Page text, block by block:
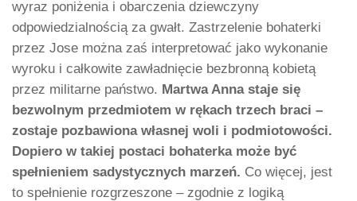
wyraz poniżenia i obarczenia dziewczyny
odpowiedzialnością za gwałt. Zastrzelenie bohaterki
przez Jose można zaś interpretować jako wykonanie
wyroku i całkowite zawładnięcie bezbronną kobietą
przez militarne państwo. Martwa Anna staje się
bezwolnym przedmiotem w rękach trzech braci –
zostaje pozbawiona własnej woli i podmiotowości.
Dopiero w takiej postaci bohaterka może być
spełnieniem sadystycznych marzeń. Co więcej, jest
to spełnienie rozgrzeszone – zgodnie z logiką